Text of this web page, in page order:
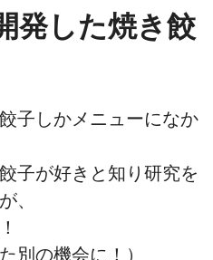
発した焼き餃
子しかメニューになか
子が好きと知り研究を
、
別の機会に！）